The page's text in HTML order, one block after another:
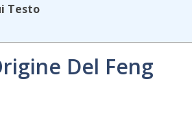
Testo
Del Feng